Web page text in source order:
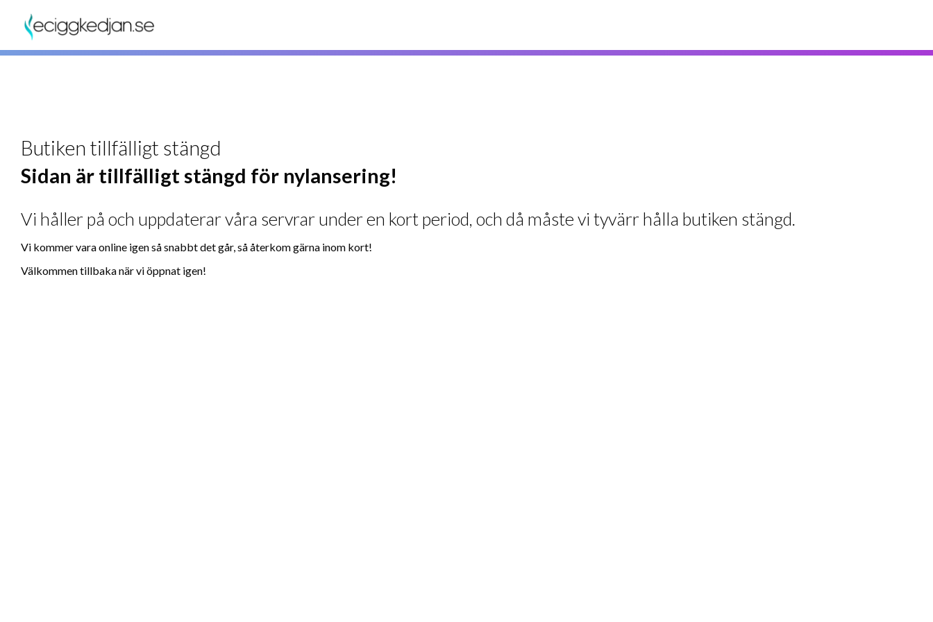
Butiken tillfälligt stängd
Sidan är tillfälligt stängd för nylansering!
Vi håller på och uppdaterar våra servrar under en kort period, och då måste vi tyvärr hålla butiken stängd.
Vi kommer vara online igen så snabbt det går, så återkom gärna inom kort!
Välkommen tillbaka när vi öppnat igen!